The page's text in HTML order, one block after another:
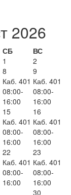
2026
СБ
ВС
1 2
8
Каб. 401
08:00-
16:00
9
Каб. 401
08:00-
16:00
15
Каб. 401
08:00-
16:00
16
Каб. 401
08:00-
16:00
22
Каб. 401
08:00-
16:00
23
Каб. 401
08:00-
16:00
30